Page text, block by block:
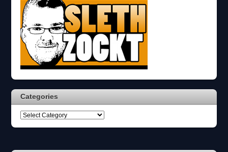
Categories